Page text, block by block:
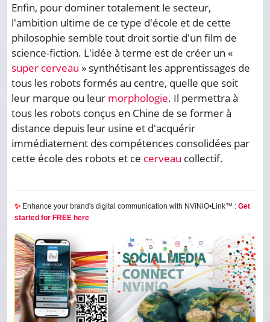
Enfin, pour dominer totalement le secteur,
l'ambition ultime de ce type d'école et de cette
philosophie semble tout droit sortie d'un film de
science-fiction. L'idée à terme est de créer un «
super cerveau » synthétisant les apprentissages de
tous les robots formés au centre, quelle que soit
leur marque ou leur morphologie. Il permettra à
tous les robots conçus en Chine de se former à
distance depuis leur usine et d'acquérir
immédiatement des compétences consolidées par
cette école des robots et ce cerveau collectif.
✨ Enhance your brand's digital communication with NViNiO•Link™ : Get
started for FREE here